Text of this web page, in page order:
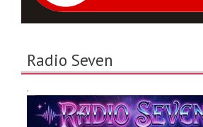
Radio Seven
.